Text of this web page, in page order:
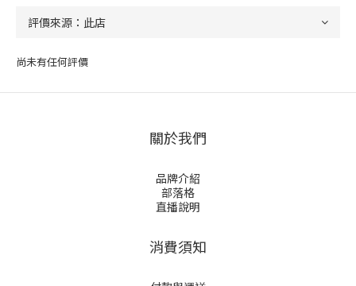
尚未有任何評價
關於我們
品牌介紹
部落格
直播說明
消費須知